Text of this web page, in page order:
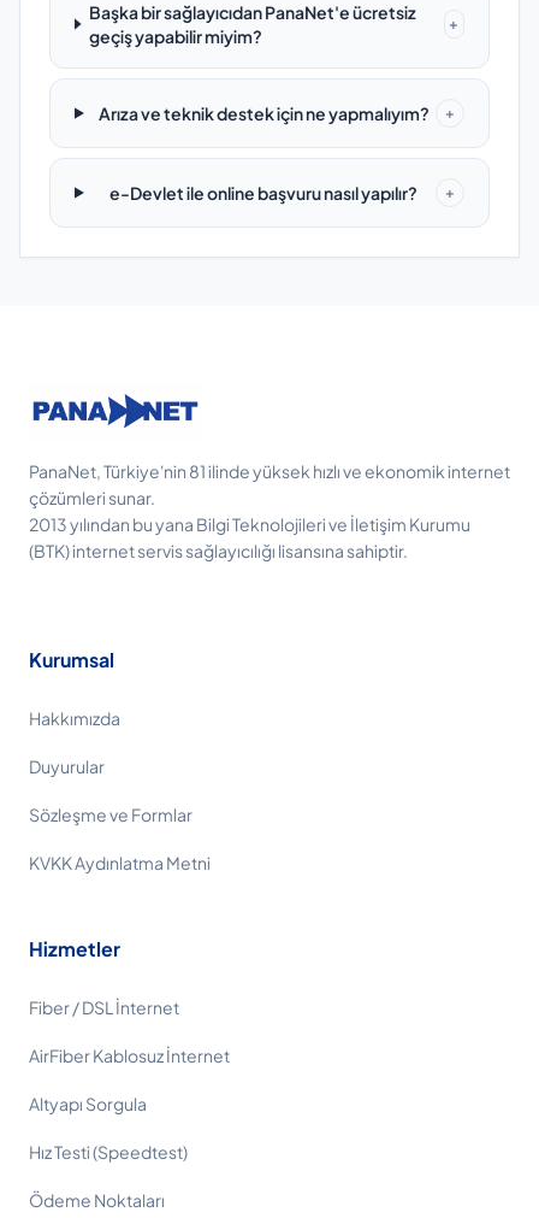
Başka bir sağlayıcıdan PanaNet'e ücretsiz
geçiş yapabilir miyim?
+
Arıza ve teknik destek için ne yapmalıyım? +
e-Devlet ile online başvuru nasıl yapılır? +
PanaNet, Türkiye'nin 81 ilinde yüksek hızlı ve ekonomik internet
çözümleri sunar.
2013 yılından bu yana Bilgi Teknolojileri ve İletişim Kurumu
(BTK) internet servis sağlayıcılığı lisansına sahiptir.
Kurumsal
Hakkımızda
Duyurular
Sözleşme ve Formlar
KVKK Aydınlatma Metni
Hizmetler
Fiber / DSL İnternet
AirFiber Kablosuz İnternet
Altyapı Sorgula
Hız Testi (Speedtest)
Ödeme Noktaları